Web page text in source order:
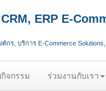
ERP E-
ร, บริการ E-Commerce
จกรรม ร่วมงานกับเรา